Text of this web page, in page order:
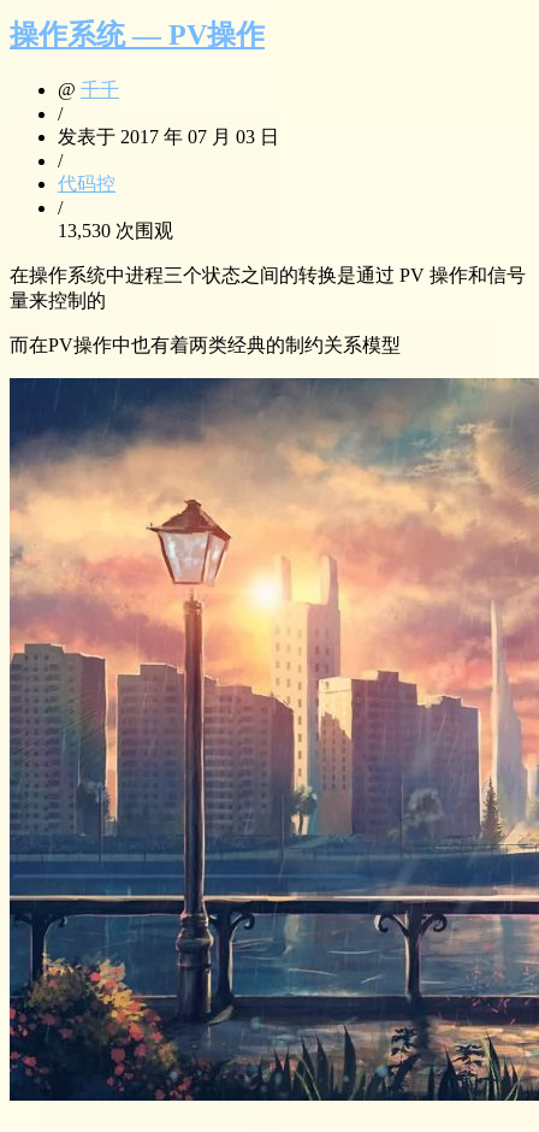
操作系统 — PV操作
@ 千千
/
发表于 2017 年 07 月 03 日
/
代码控
/
13,530 次围观
在操作系统中进程三个状态之间的转换是通过 PV 操作和信号
量来控制的
而在PV操作中也有着两类经典的制约关系模型